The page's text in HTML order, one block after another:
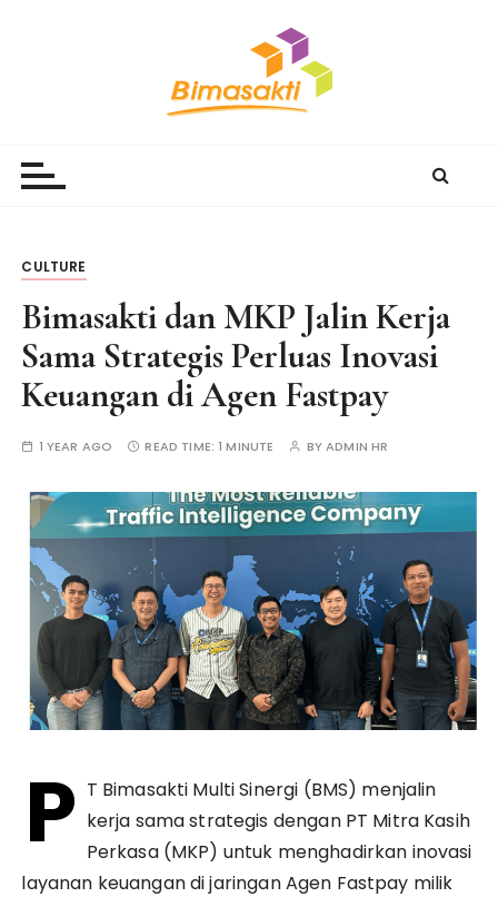
CULTURE
Bimasakti dan MKP Jalin Kerja
Sama Strategis Perluas Inovasi
Keuangan di Agen Fastpay
1 YEAR AGO READ TIME:1 MINUTE BYADMIN HR
P T Bimasakti Multi Sinergi (BMS) menjalin
kerja sama strategis dengan PT Mitra Kasih
Perkasa (MKP) untuk menghadirkan inovasi
layanan keuangan di jaringan Agen Fastpay milik